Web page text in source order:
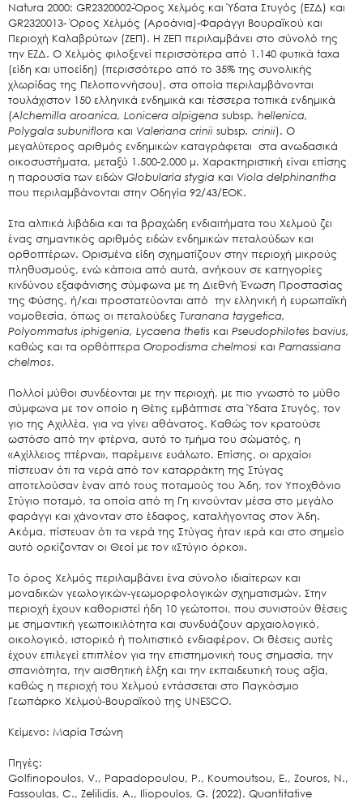
Search
for:
Ο.ΦΥ.ΠΕ.Κ.Α.
Νέα – Δημοσιότητα
Άξονες δράσης
Μ.Δ.Π.Π.
Εισιτήρια
Επικοινωνία
Natura 2000: GR2320002-Όρος Χελμός και Ύδατα Στυγός (ΕΖΔ) και
GR2320013- Όρος Χελμός (Αροάνια)-Φαράγγι Βουραϊκού και
Περιοχή Καλαβρύτων (ΖΕΠ). Η ΖΕΠ περιλαμβάνει στο σύνολό της
την ΕΖΔ. Ο Χελμός φιλοξενεί περισσότερα από 1.140 φυτικά taxa
(είδη και υποείδη) (περισσότερο από το 35% της συνολικής
χλωρίδας της Πελοποννήσου), στα οποία περιλαμβάνονται
τουλάχιστον 150 ελληνικά ενδημικά και τέσσερα τοπικά ενδημικά
(Alchemilla aroanica, Lonicera alpigena subsp. hellenica,
Polygala subuniflora και Valeriana criniisubsp. crinii). Ο
μεγαλύτερος αριθμός ενδημικών καταγράφεται στα ανωδασικά
οικοσυστήματα, μεταξύ 1.500-2.000 μ. Χαρακτηριστική είναι επίσης
η παρουσία των ειδών Globularίa stygia και Viola delphinantha
που περιλαμβάνονται στην Οδηγία 92/43/ΕΟΚ.
Στα αλπικά λιβάδια και τα βραχώδη ενδιαιτήματα του Χελμού ζει
ένας σημαντικός αριθμός ειδών ενδημικών πεταλούδων και
ορθοπτέρων. Ορισμένα είδη σχηματίζουν στην περιοχή μικρούς
πληθυσμούς, ενώ κάποια από αυτά, ανήκουν σε κατηγορίες
κινδύνου εξαφάνισης σύμφωνα με τη Διεθνή Ένωση Προστασίας
της Φύσης, ή/και προστατεύονται από την ελληνική ή ευρωπαϊκή
νομοθεσία, όπως οι πεταλούδες Turanana taygetica,
Polyommatus iphigenia, Lycaena thetisκαι Pseudophilotes bavius,
καθώς και τα ορθόπτερα Oropodisma chelmosiκαι Parnassiana
chelmos.
Πολλοί μύθοι συνδέονται με την περιοχή, με πιο γνωστό το μύθο
σύμφωνα με τον οποίο η Θέτις εμβάπτισε στα Ύδατα Στυγός, τον
γιο της Αχιλλέα, για να γίνει αθάνατος. Καθώς τον κρατούσε
ωστόσο από την φτέρνα, αυτό το τμήμα του σώματός, η
«Αχίλλειος πτέρνα», παρέμεινε ευάλωτο. Επίσης, οι αρχαίοι
πίστευαν ότι τα νερά από τον καταρράκτη της Στύγας
αποτελούσαν έναν από τους ποταμούς του Άδη, τον Υποχθόνιο
Στύγιο ποταμό, τα οποία από τη Γη κινούνταν μέσα στο μεγάλο
φαράγγι και χάνονταν στο έδαφος, καταλήγοντας στον Άδη.
Ακόμα, πίστευαν ότι τα νερά της Στύγας ήταν ιερά και στο σημείο
αυτό ορκίζονταν οι Θεοί με τον «Στύγιο όρκο».
Το όρος Χελμός περιλαμβάνει ένα σύνολο ιδιαίτερων και
μοναδικών γεωλογικών-γεωμορφολογικών σχηματισμών. Στην
περιοχή έχουν καθοριστεί ήδη 10 γεώτοποι, που συνιστούν θέσεις
με σημαντική γεωποικιλότητα και συνδυάζουν αρχαιολογικό,
οικολογικό, ιστορικό ή πολιτιστικό ενδιαφέρον. Οι θέσεις αυτές
έχουν επιλεγεί επιπλέον για την επιστημονική τους σημασία, την
σπανιότητα, την αισθητική έλξη και την εκπαιδευτική τους αξία,
καθώς η περιοχή του Χελμού εντάσσεται στο Παγκόσμιο
Γεωπάρκο Χελμού-Βουραϊκού της UNESCO.
Κείμενο: Μαρία Τσώνη
Πηγές:
Golfinopoulos, V., Papadopoulou, P., Koumoutsou, E., Zouros, N.,
Fassoulas, C., Zelilidis, A., Iliopoulos, G. (2022). Quantitative